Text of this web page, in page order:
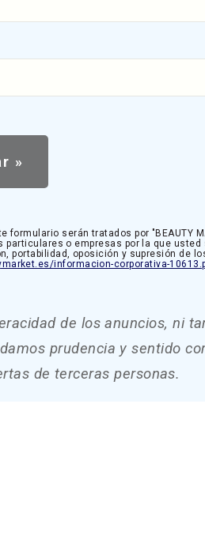
serán tratados por "BEAUTY
o empresas por la que usted
oposición y supresión de
informacion-corporativa-
de los anuncios, ni
prudencia y sentido
de terceras personas.